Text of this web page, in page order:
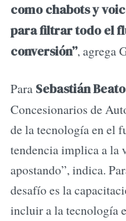
como chabots y
para filtrar todo el
conversión”, agrega
Para Sebastián Beato
Concesionarios de
de la tecnología en el
tendencia implica a la
apostando”, indica.
desafío es la
incluir a la tecnología